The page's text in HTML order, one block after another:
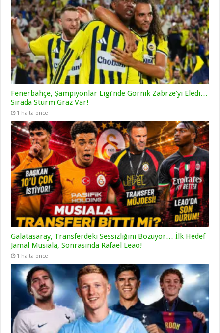
Fenerbahçe, Şampiyonlar Ligi’nde Gornik Zabrze’yi Eledi…
Sırada Sturm Graz Var!
1 hafta önce
Galatasaray, Transferdeki Sessizliğini Bozuyor… İlk Hedef
Jamal Musiala, Sonrasında Rafael Leao!
1 hafta önce